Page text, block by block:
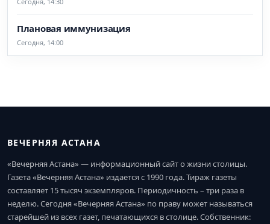
Плановая иммунизация
Сегодня, 14:00
ВЕЧЕРНЯЯ АСТАНА
«Вечерняя Астана» — информационный сайт о жизни столицы.
Газета «Вечерняя Астана» издается с 1990 года. Тираж газеты
составляет 15 тысяч экземпляров. Периодичность – три раза в
неделю. Сегодня «Вечерняя Астана» по праву может называться
старейшей из всех газет, печатающихся в столице. Собственник: